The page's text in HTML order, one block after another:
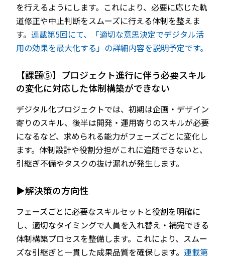
を行えるようにします。これにより、必要に応じた軌
道修正や中止判断をスムーズに行える体制を整えま
す。 連載第5回にて、「適切な意思決定でデジタル活
用の効果を最大化する」の詳細内容を説明予定です。
【課題⑤】プロジェクト進行に伴う必要スキル
の変化に対応した体制構築ができない
デジタル化プロジェクトでは、初期は企画・デザイン
寄りのスキル、後半は開発・運用寄りのスキルが必要
になるなど、求められる能力がフェーズごとに変化し
ます。体制設計や役割分担がこれに追随できないと、
引継ぎ不備やタスクの抜け漏れが発生します。
▶解決策の方向性
フェーズごとに必要なスキルセットと役割を明確に
し、適切なタイミングで人員を入れ替え・補完できる
体制構築プロセスを整備します。これにより、スムー
ズな引継ぎと一貫した成果品質を確保します。 連載第